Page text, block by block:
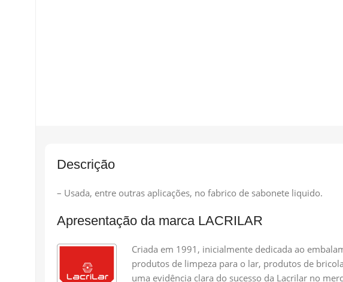
Descrição
– Usada, entre outras aplicações, no fabrico de sabonete liquido.
Apresentação da marca LACRILAR
Criada em 1991, inicialmente dedicada ao
produtos de limpeza para o lar, produtos de
uma evidência clara do sucesso da Lacrilar no